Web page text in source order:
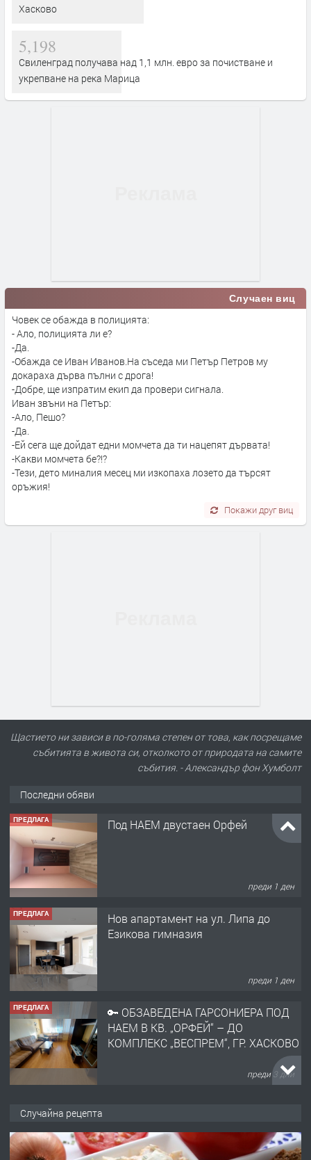
Хасково
5,198
Свиленград получава над 1,1 млн. евро за почистване и
укрепване на река Марица
Случаен виц
Човек се обажда в полицията:
- Ало, полицията ли е?
-Да.
-Обажда се Иван Иванов.На съседа ми Петър Петров му
докараха дърва пълни с дрога!
-Добре, ще изпратим екип да провери сигнала.
Иван звъни на Петър:
-Ало, Пешо?
-Да.
-Ей сега ще дойдат едни момчета да ти нацепят дървата!
-Какви момчета бе?!?
-Тези, дето миналия месец ми изкопаха лозето да търсят
оръжия!
Покажи друг виц
Щастието ни зависи в по-голяма степен от това, как посрещаме
събитията в живота си, отколкото от природата на самите
събития. - Александър фон Хумболт
Последни обяви
ПРЕДЛАГА Под НАЕМ двустаен Орфей
преди 1 ден
ПРЕДЛАГА
Нов апартамент на ул. Липа до
Езикова гимназия
преди 1 ден
ПРЕДЛАГА
🔑 ОБЗАВЕДЕНА ГАРСОНИЕРА ПОД
НАЕМ В КВ. „ОРФЕЙ“ – ДО
КОМПЛЕКС „ВЕСПРЕМ“, ГР. ХАСКОВО
преди 3 дни
АПАРТАМЕНТ В ЦЕНТЪРА НА ГР.
ХАСКОВО
Случайна рецепта